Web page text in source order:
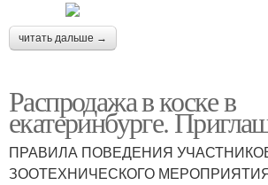
читать дальше →
Распродажа в коске в
екатеринбурге.
ПРАВИЛА ПОВЕДЕНИЯ
ЗООТЕХНИЧЕСКОГО